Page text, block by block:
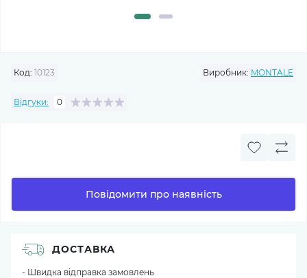
Код: 10123 Виробник: MONTALE
Відгуки: 0
Повідомити про наявність
ДОСТАВКА
- Швидка відправка замовлень